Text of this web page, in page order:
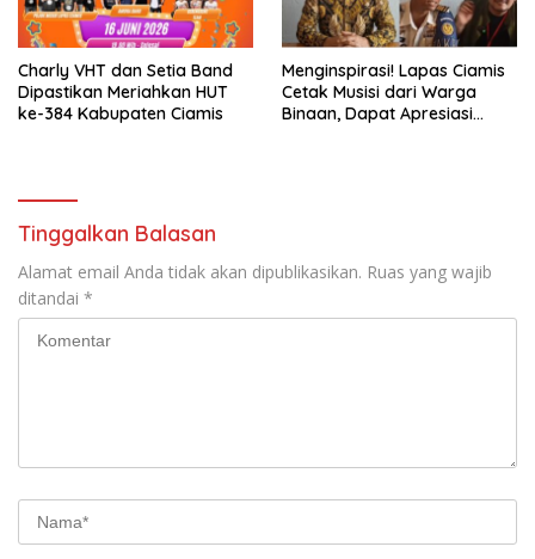
Charly VHT dan Setia Band
Dipastikan Meriahkan HUT
ke-384 Kabupaten Ciamis
Menginspirasi! Lapas Ciamis
Cetak Musisi dari Warga
Binaan, Dapat Apresiasi
Tinggalkan Balasan
Alamat email Anda tidak akan dipublikasikan. Ruas yang wajib
ditandai *